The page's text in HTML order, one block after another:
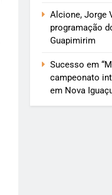
Alcione, Jorge
programação
Guapimirim
Sucesso em
campeonato
em Nova